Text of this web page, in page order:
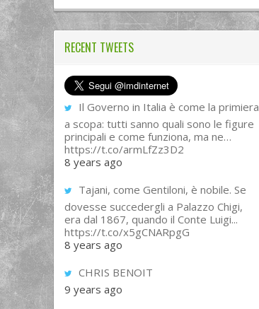
RECENT TWEETS
Il Governo in Italia è come la primiera
a scopa: tutti sanno quali sono le figure
principali e come funziona, ma ne…
https://t.co/armLfZz3D2
8 years ago
Tajani, come Gentiloni, è nobile. Se
dovesse succedergli a Palazzo Chigi,
era dal 1867, quando il Conte Luigi...
https://t.co/x5gCNARpgG
8 years ago
CHRIS BENOIT
9 years ago